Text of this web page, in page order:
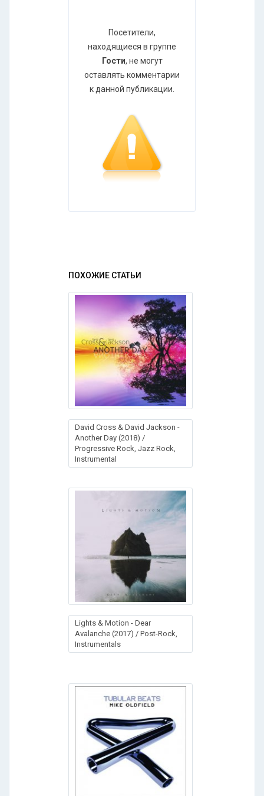
Посетители,
находящиеся в группе
Гости, не могут
оставлять комментарии
к данной публикации.
ПОХОЖИЕ СТАТЬИ
David Cross & David Jackson -
Another Day (2018) /
Progressive Rock, Jazz Rock,
Instrumental
Lights & Motion - Dear
Avalanche (2017) / Post-Rock,
Instrumentals